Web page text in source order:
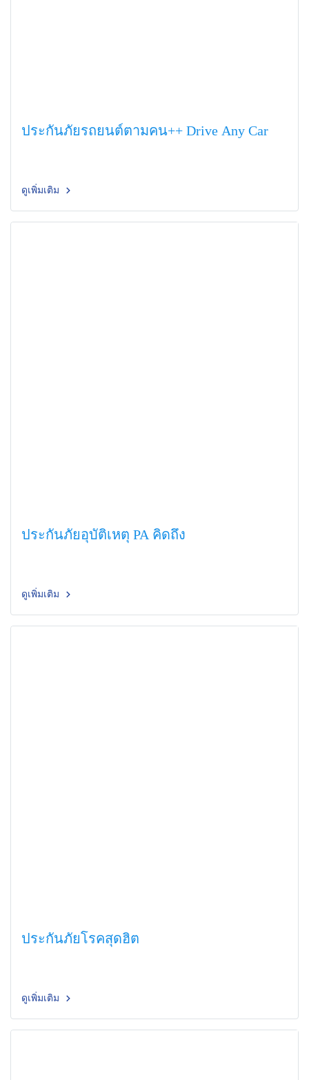
ประกันภัยรถยนต์ตามคน++ Drive Any Car
ดูเพิ่มเติม
ประกันภัยอุบัติเหตุ PA คิดถึง
ดูเพิ่มเติม
ประกันภัยโรคสุดฮิต
ดูเพิ่มเติม